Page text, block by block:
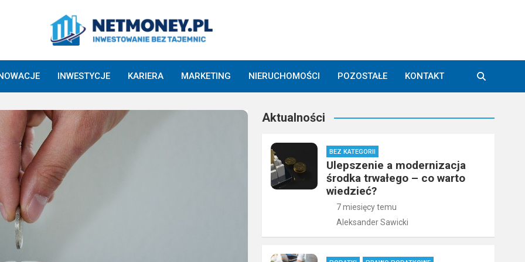
INWESTYCJE KARIERA MARKETING NIERUCHOMOŚCI POZOSTAŁE KONTAKT
Aktualności
BEZ KATEGORII
Ulepszenie a modernizacja
środka trwałego – co warto
wiedzieć?
7 miesięcy temu
Aleksander Sawicki